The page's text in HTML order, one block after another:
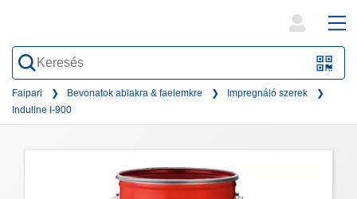
QR-
Code
form
Faipari Bevonatok ablakra & faelemkre
Impregnáló szerek
Induline I-900